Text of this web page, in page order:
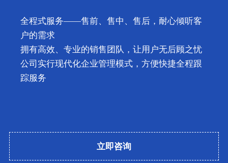
经营理念：卓越质量，双赢价值，优质服务
服务宗旨：您的满意，我的追求
质量方针：持续改进，不断创新
销售理念：市场为本，诚信共赢
立即咨询